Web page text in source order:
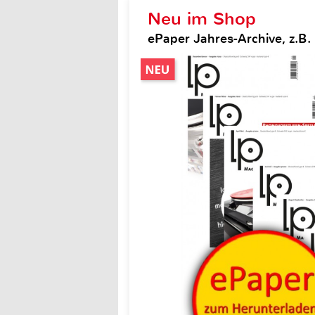
Neu im Shop
ePaper Jahres-Archive, z.B.